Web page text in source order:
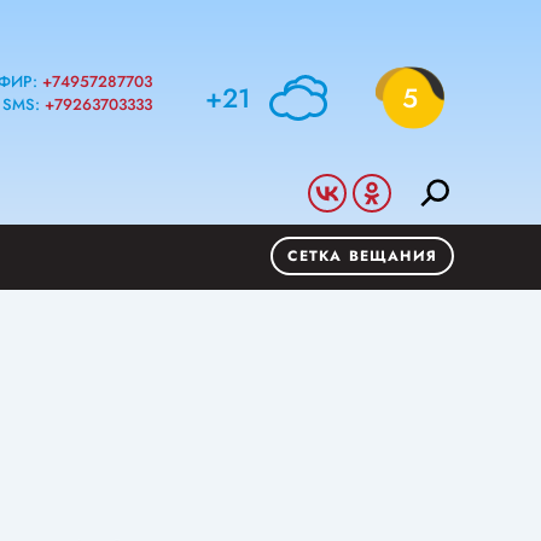
+74957287703
SMS: +79263703333 +21 5
СЕТКА ВЕЩАНИЯ